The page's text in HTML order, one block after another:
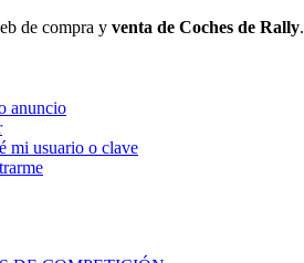
de compra y venta de Coches de Rally.
anuncio
mi usuario o clave